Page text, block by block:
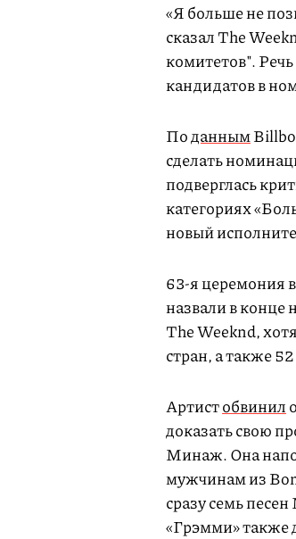
«Я больше не
сказал The
комитетов".
кандидатов в
Поданным
сделать
подверглась
категориях
новый
63-я церемония
назвали в конце
The Weeknd,
стран, а также
Артистобвинил
доказать свою
Минаж. Она
мужчинам из Bon
сразу семь
«Грэмми» также